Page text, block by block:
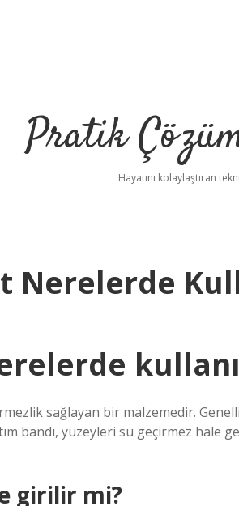
Pratik
Hayatını kolaylaştıran
Nerelerde
sağlayan bir malzemedir.
bandı, yüzeyleri su geçirmez hale
girilir mi?